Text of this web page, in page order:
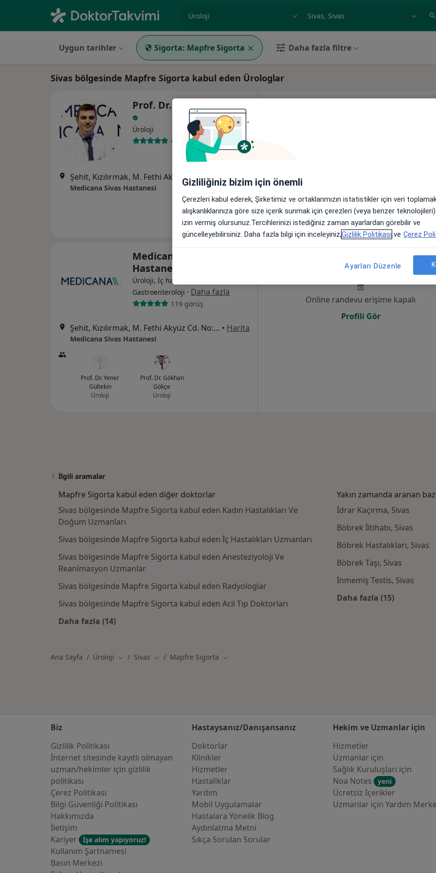
Uzmanlık, ilgi alanı ve hastalık, isim
Uygun tarihler Sigorta: Mapfre Sigorta Daha fazla filtre
Sivas bölgesinde Mapfre Sigorta kabul eden Ürologlar
Prof. Dr. Gökhan Gökçe
Üroloji
4 görüş
Harita
Medicana Sivas Hastanesi
Medicana Sivas
Hastanesi
Üroloji, İç hastalıkları,
Gastroenteroloji · Daha fazla
119 görüş
Şehit, Kızılırmak, M. Fethi Akyüz Cd. No: 8Merkez/Sivas, Sivas • Harita
Medicana Sivas Hastanesi
Prof. Dr. Yener
Gültekin
Üroloji
Prof. Dr. Gökhan
Gökçe
Üroloji
8 Ağustos 9 Ağustos
Pzt,
10
Online randevu erişime kapalı
Profili Gör
İlgili aramalar
Mapfre Sigorta kabul eden diğer doktorlar
Sivas bölgesinde Mapfre Sigorta kabul eden Kadın Hastalıkları Ve
Doğum Uzmanları
Sivas bölgesinde Mapfre Sigorta kabul eden İç Hastalıkları Uzmanları
Sivas bölgesinde Mapfre Sigorta kabul eden Anesteziyoloji Ve
Reanimasyon Uzmanlar
Sivas bölgesinde Mapfre Sigorta kabul eden Radyologlar
Sivas bölgesinde Mapfre Sigorta kabul eden Acil Tıp Doktorları
Daha fazla (14)
Yakın zamanda aranan
İdrar Kaçırma, Sivas
Böbrek İltihabı, Sivas
Böbrek Hastalıkları, Sivas
Böbrek Taşı, Sivas
İnmemiş Testis, Sivas
Daha fazla (15)
Ana Sayfa Üroloji Şehir değiştir
Sivas Şehir değiştir
Mapfre Sigorta Şehir değiştir
Biz
Gizlilik Politikası
İnternet sitesinde kayıtlı olmayan
uzman/hekimler i̇çin gizlilik
politikası
Çerez Politikası
Bilgi Güvenliği Politikası
Hakkımızda
İletişim
Kariyer
İşe alım yapıyoruz!
Kullanım Şartnamesi
Basın Merkezi
Hastaysanız/Danışansanız
Doktorlar
Klinikler
Hizmetler
Hastaliklar
Yardım
Mobil Uygulamalar
Hastalara Yönelik Blog
Aydınlatma Metni
Sıkça Sorulan Sorular
Hekim ve Uzmanlar için
Hizmetler
Uzmanlar için
Sağlık Kuruluşları için
Noa Notes
yeni
Ücretsiz İçerikler
Uzmanlar için Yardım
Gizliliğiniz bizim için önemli
Çerezleri kabul ederek, Şirketimiz ve ortaklarımızın istatistikler için veri
alışkanlıklarınıza göre size içerik sunmak için çerezleri (veya benzer
izin vermiş olursunuz.Tercihlerinizi istediğiniz zaman ayarlardan görebilir ve
güncelleyebilirsiniz. Daha fazla bilgi için inceleyiniz,Gizlilik Politikası ve Çerez
Ayarları Düzenle